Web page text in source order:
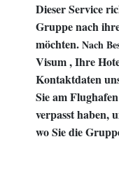
Dieser Service
Gruppe nach
möchten.Nach
Visum, Ihre
Kontaktdaten
Sie am
verpasst haben,
wo Sie die